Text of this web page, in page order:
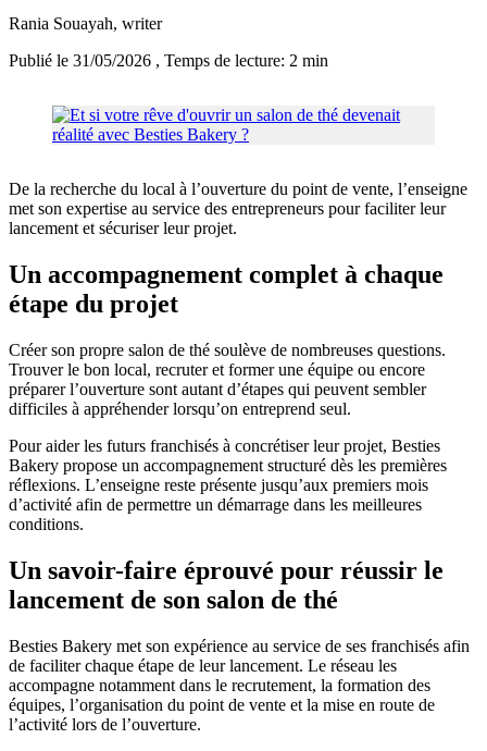
Rania Souayah, writer
Publié le 31/05/2026 , Temps de lecture: 2 min
De la recherche du local à l’ouverture du point de vente, l’enseigne
met son expertise au service des entrepreneurs pour faciliter leur
lancement et sécuriser leur projet.
Un accompagnement complet à chaque
étape du projet
Créer son propre salon de thé soulève de nombreuses questions.
Trouver le bon local, recruter et former une équipe ou encore
préparer l’ouverture sont autant d’étapes qui peuvent sembler
difficiles à appréhender lorsqu’on entreprend seul.
Pour aider les futurs franchisés à concrétiser leur projet, Besties
Bakery propose un accompagnement structuré dès les premières
réflexions. L’enseigne reste présente jusqu’aux premiers mois
d’activité afin de permettre un démarrage dans les meilleures
conditions.
Un savoir-faire éprouvé pour réussir le
lancement de son salon de thé
Besties Bakery met son expérience au service de ses franchisés afin
de faciliter chaque étape de leur lancement. Le réseau les
accompagne notamment dans le recrutement, la formation des
équipes, l’organisation du point de vente et la mise en route de
l’activité lors de l’ouverture.